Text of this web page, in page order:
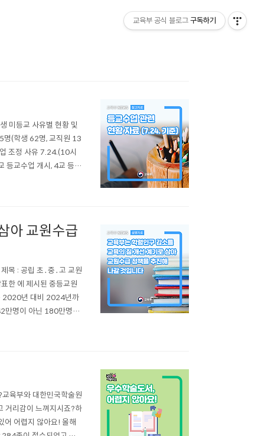
미등교 사유별 현황 및
명(학생 62명, 교직원 13
조정 사유 7.24.(10시
등교수업 개시, 4교 등교
사 현황 학생 미등교
아 교원수급
목 : 공립 초․중․고 교원
2020년 대비 2024년까
만명이 아닌 180만명으
계획보다 감축하되,
육부와 대한민국학술원
거리감이 느껴지시죠?하
어 어렵지 않아요! 올해
교육부 공식 블로그 구독하기